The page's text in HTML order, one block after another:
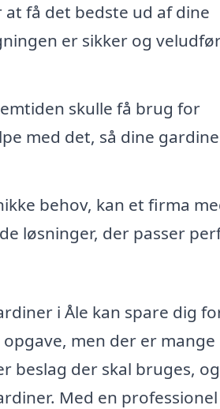
få det bedste ud af dine
er sikker og
skulle få brug for
med det, så dine
behov, kan et firma
løsninger, der passer
i Åle kan spare dig
men der er mange
beslag der skal bruges, og
Med en professionel